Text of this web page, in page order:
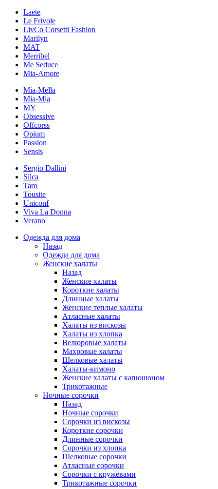
Laete
Le Frivole
LivCo Corsetti Fashion
Marilyn
MAT
Merribel
Me Seduce
Mia-Amore
Mia-Mella
Mia-Mia
MY
Obsessive
Offcorss
Opium
Passion
Sensis
Sergio Dallini
Silca
Taro
Tousite
Uniconf
Viva La Donna
Verano
Одежда для дома
Назад
Одежда для дома
Женские халаты
Назад
Женские халаты
Короткие халаты
Длинные халаты
Женские теплые халаты
Атласные халаты
Халаты из вискозы
Халаты из хлопка
Велюровые халаты
Махровые халаты
Шелковые халаты
Халаты-кимоно
Женские халаты с капюшоном
Трикотажные
Ночные сорочки
Назад
Ночные сорочки
Сорочки из вискозы
Короткие сорочки
Длинные сорочки
Сорочки из хлопка
Шелковые сорочки
Атласные сорочки
Сорочки с кружевами
Трикотажные сорочки